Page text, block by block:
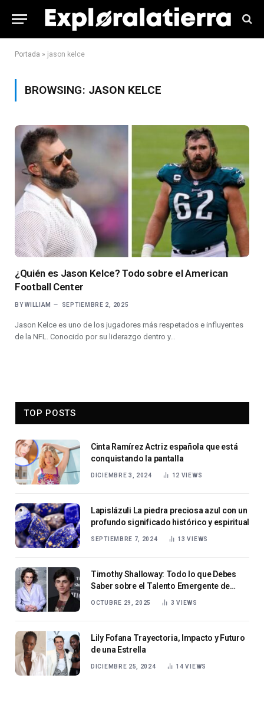
Portada » jason kelce
BROWSING: JASON KELCE
¿Quién es Jason Kelce? Todo sobre el American
Football Center
BY WILLIAM SEPTIEMBRE 2, 2025
Jason Kelce es uno de los jugadores más respetados e influyentes
de la NFL. Conocido por su liderazgo dentro y…
TOP POSTS
Cinta Ramírez Actriz española que está
conquistando la pantalla
DICIEMBRE 3, 2024 12 VIEWS
Lapislázuli La piedra preciosa azul con un
profundo significado histórico y espiritual
SEPTIEMBRE 7, 2024 13VIEWS
Timothy Shalloway: Todo lo que Debes
Saber sobre el Talento Emergente de
OCTUBRE 29, 2025 3VIEWS
Lily Fofana Trayectoria, Impacto y Futuro
de una Estrella
DICIEMBRE 25, 2024 14VIEWS